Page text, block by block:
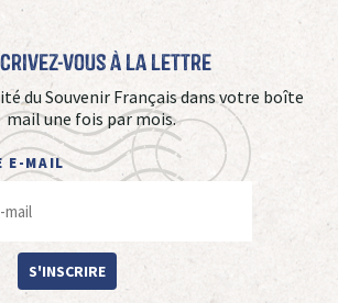
vous à La Lettre
du Souvenir Français dans votre boîte
mail une fois par mois.
E-MAIL
S'INSCRIRE